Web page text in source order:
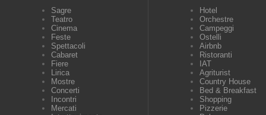
Sagre
Teatro
Cinema
Feste
Spettacoli
Cabaret
Fiere
Lirica
Mostre
Concerti
Incontri
Mercati
Hotel
Orchestre
Campeggi
Ostelli
Airbnb
Ristoranti
IAT
Agriturist
Country House
Bed & Breakfast
Shopping
Pizzerie